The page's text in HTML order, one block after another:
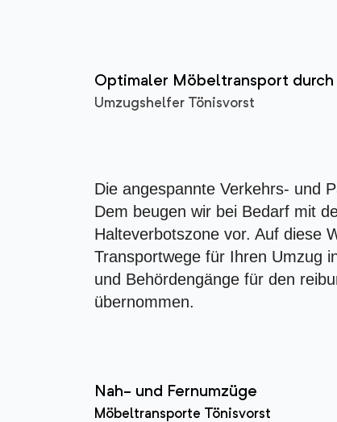
Optimaler Möbeltransport
Umzugshelfer Tönisvorst
Die angespannte Verkehrs- und
Dem beugen wir bei Bedarf mit
Halteverbotszone vor. Auf diese
Transportwege für Ihren Umzug
und Behördengänge für den
übernommen.
Nah- und Fernumzüge
Möbeltransporte Tönisvorst